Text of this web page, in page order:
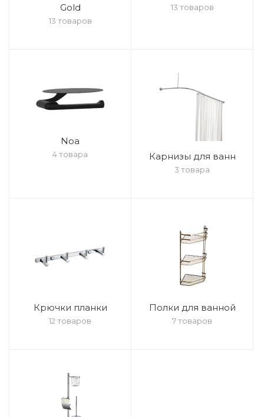
Gold
13 товаров
13 товаров
Noa
4 товара Карнизы для ванн
3 товара
Крючки планки
12 товаров
Полки для ванной
7 товаров